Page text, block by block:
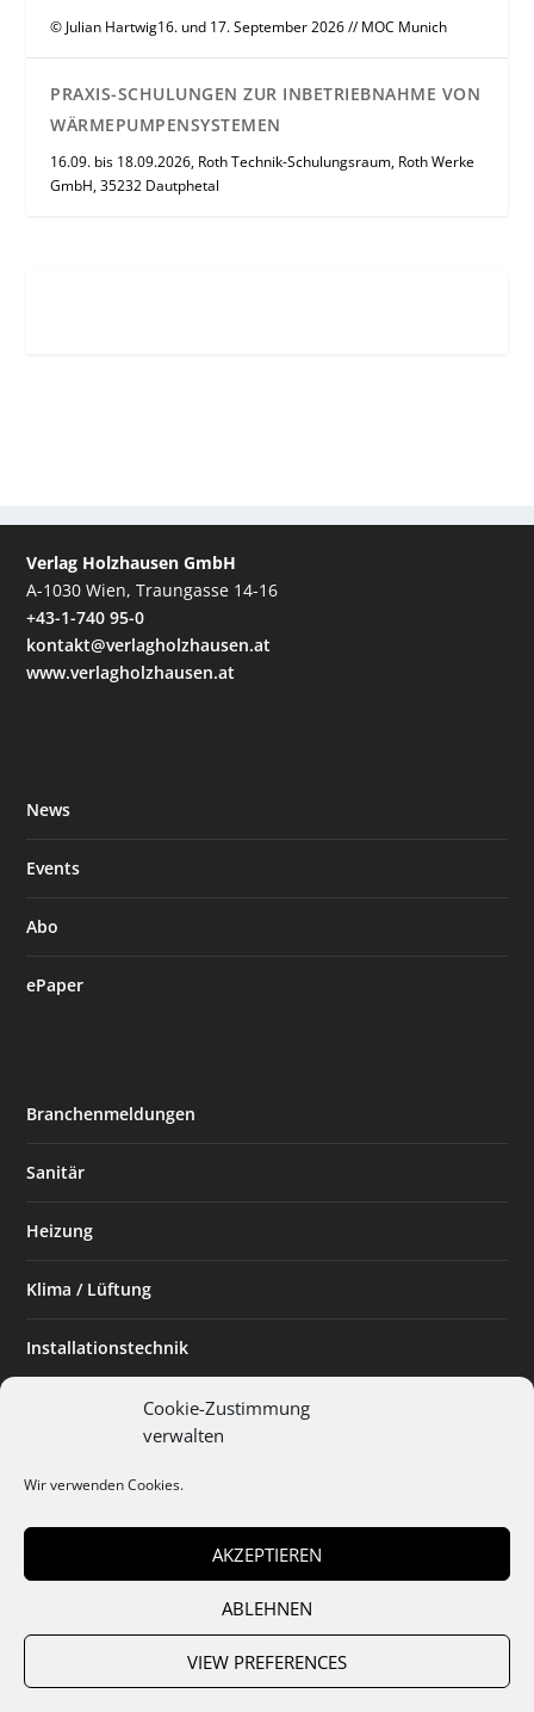
Cookie-Zustimmung
verwalten
Wir verwenden Cookies.
AKZEPTIEREN
ABLEHNEN
VIEW PREFERENCES
© Julian Hartwig16. und 17. September 2026 // MOC Munich
PRAXIS-SCHULUNGEN ZUR INBETRIEBNAHME VON
WÄRMEPUMPENSYSTEMEN
16.09. bis 18.09.2026, Roth Technik-Schulungsraum, Roth Werke
GmbH, 35232 Dautphetal
Verlag Holzhausen GmbH
A-1030 Wien, Traungasse 14-16
+43-1-740 95-0
kontakt@verlagholzhausen.at
www.verlagholzhausen.at
News
Events
Abo
ePaper
Branchenmeldungen
Sanitär
Heizung
Klima / Lüftung
Installationstechnik
Planen & Bauen
Installateur des Monats
Mediadaten Cookies Datenschutz